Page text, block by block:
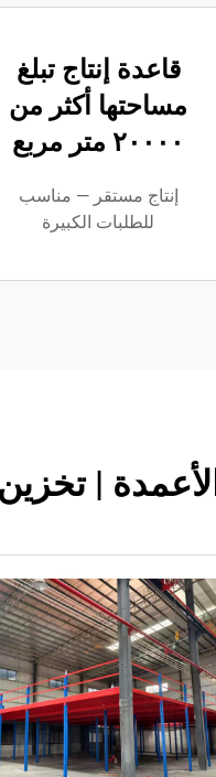
قاعدة إنتاج تبلغ
مساحتها أكثر من
٢٠٠٠٠ متر مربع
إنتاج مستقر — مناسب
للطلبات الكبيرة
|